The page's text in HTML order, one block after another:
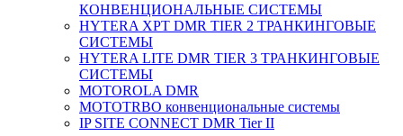
КОНВЕНЦИОНАЛЬНЫЕ СИСТЕМЫ
HYTERA XPT DMR TIER 2 ТРАНКИНГОВЫЕ
СИСТЕМЫ
HYTERA LITE DMR TIER 3 ТРАНКИНГОВЫЕ
СИСТЕМЫ
MOTOROLA DMR
MOTOTRBO конвенциональные системы
IP SITE CONNECT DMR Tier II